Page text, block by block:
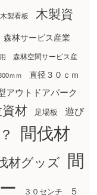
木製看板
木製資
森林サービス産業
森林空間サービス産
ｍｍ 直径３０ｃｍ
アウトドアパーク
資材 足場板 遊び
間伐材
材グッズ
間
３０センチ
５